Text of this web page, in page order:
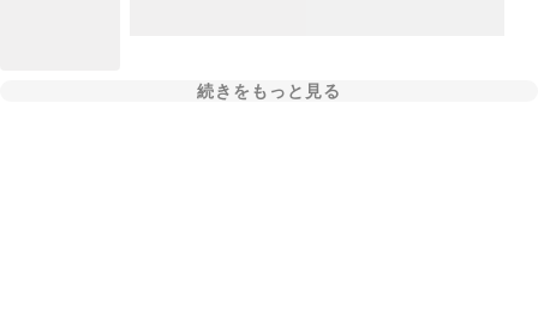
続きをもっと見る